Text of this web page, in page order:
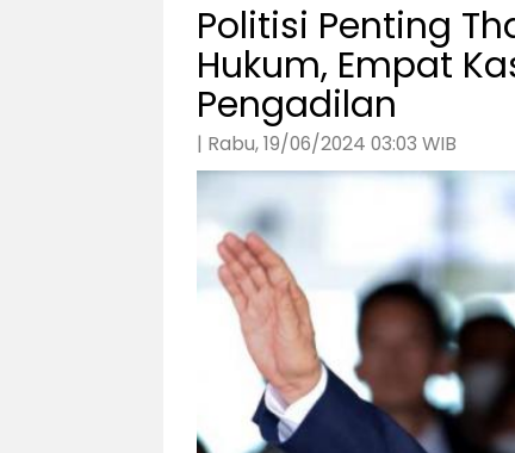
Politisi Penting
Hukum, Empat
Pengadilan
| Rabu, 19/06/2024 03:03 WIB